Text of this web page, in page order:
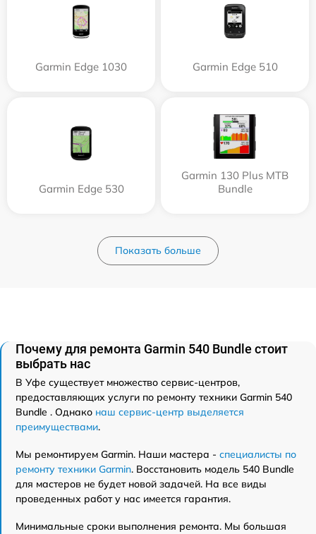
Garmin Edge 1030 Garmin Edge 510
Garmin Edge 530
Garmin 130 Plus MTB
Bundle
Показать больше
Почему для ремонта Garmin 540 Bundle стоит
выбрать нас
В Уфе существует множество сервис-центров,
предоставляющих услуги по ремонту техники Garmin 540
Bundle . Однако наш сервис-центр выделяется
преимуществами.
Мы ремонтируем Garmin. Наши мастера - специалисты по
ремонту техники Garmin. Восстановить модель 540 Bundle
для мастеров не будет новой задачей. На все виды
проведенных работ у нас имеется гарантия.
Минимальные сроки выполнения ремонта. Мы большая